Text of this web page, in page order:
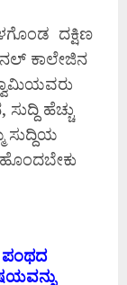
ದಕ್ಷಿಣ
ಕಾಲೇಜಿನ
ಹೆಚ್ಚು
ಸುದ್ದಿಯ
ಪಂಥದ